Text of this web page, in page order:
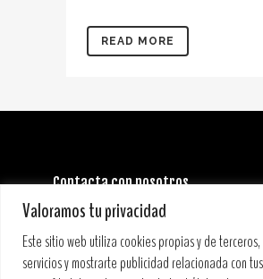
Valoramos tu privacidad
Este sitio web utiliza cookies propias y de
servicios y mostrarte publicidad relacionada con
READ MORE
Contacta con nosotros
INFORMACIÓN GENERAL:
info@stoneandmusicfestival.com
PRENSA:
prensa@stoneandmusicfestival.com